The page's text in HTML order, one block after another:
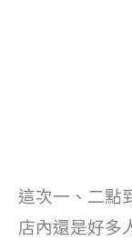
這次一、二點
店內還是好多